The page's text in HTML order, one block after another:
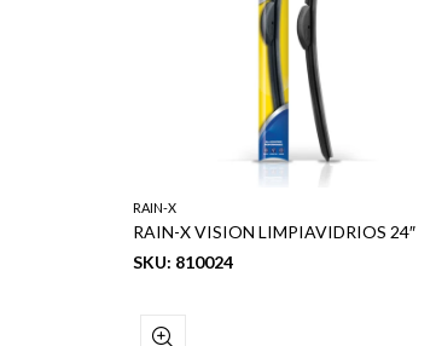
RAIN-X
RAIN-X VISION LIMPIAVIDRIOS 24″
SKU: 810024